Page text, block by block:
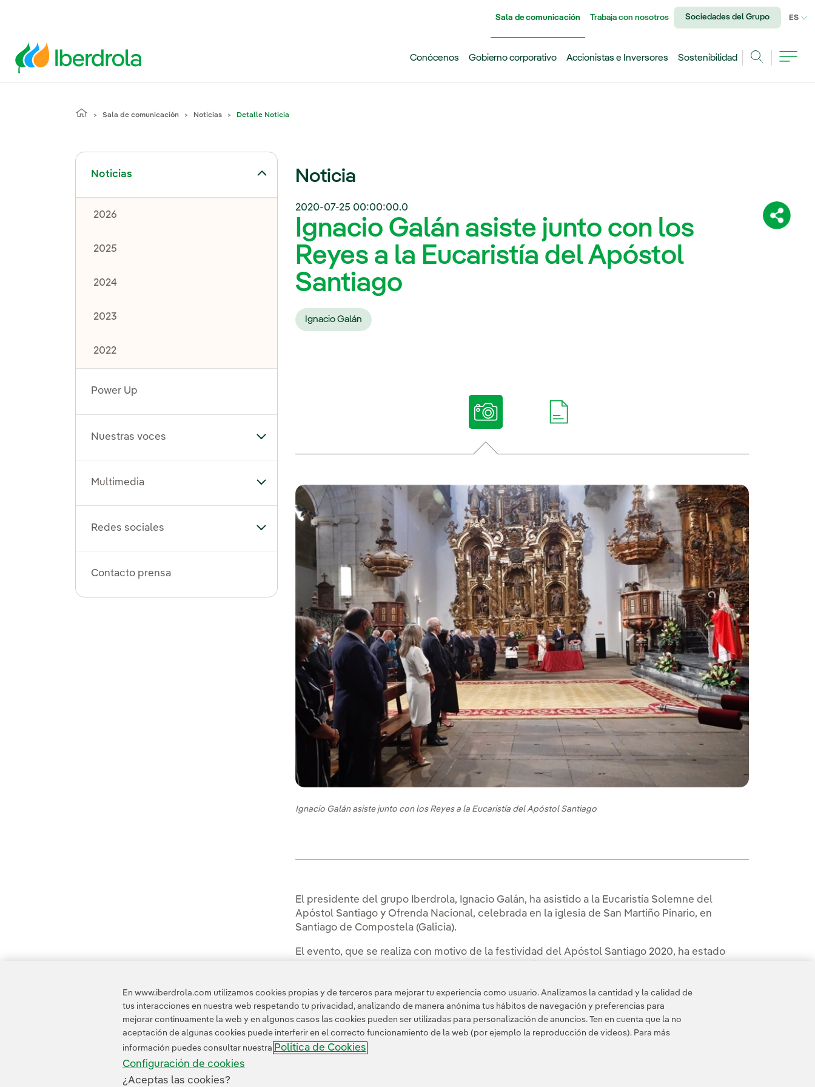
Sala de comunicación Trabaja con nosotros Sociedades del Grupo ES
Conócenos Gobierno corporativo Accionistas e Inversores
Sostenibilidad
Sala de comunicación Noticias Detalle Noticia
Noticias
Alternar el submenú para Noticias
2026
2025
2024
2023
2022
Power Up
Nuestras voces Alternar el submenú para Nuestras voces
Multimedia Alternar el submenú para Multimedia
Redes sociales Alternar el submenú para Redes sociales
Contacto prensa
Noticia
2020-07-25 00:00:00.0
Ignacio Galán asiste junto con los
Reyes a la Eucaristía del Apóstol
Santiago
Ignacio Galán
Ignacio Galán asiste junto con los Reyes a la Eucaristía del Apóstol Santiago
El presidente del grupo Iberdrola, Ignacio Galán, ha asistido a la Eucaristía Solemne del
Apóstol Santiago y Ofrenda Nacional, celebrada en la iglesia de San Martiño Pinario, en
Santiago de Compostela (Galicia).
El evento, que se realiza con motivo de la festividad del Apóstol Santiago 2020, ha estado
tercera y ministra de Asuntos Económicos, Nadia Calviño; y el alcalde de Santiago, Xosé
Sánchez Bugallo.
En www.iberdrola.com utilizamos cookies propias y de terceros para mejorar tu experiencia como usuario. Analizamos la cantidad y la calidad de
tus interacciones en nuestra web respetando tu privacidad, analizando de manera anónima tus hábitos de navegación y preferencias para
mejorar continuamente la web y en algunos casos las cookies pueden ser utilizadas para personalización de anuncios. Ten en cuenta que la no
aceptación de algunas cookies puede interferir en el correcto funcionamiento de la web (por ejemplo la reproducción de videos). Para más
información puedes consultar nuestra Política de Cookies
Configuración de cookies
¿Aceptas las cookies?